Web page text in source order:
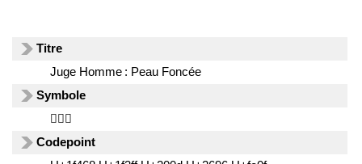
Titre
Juge Homme : Peau Foncée
Symbole
👨🏿‍⚖️
Codepoint